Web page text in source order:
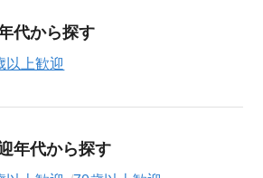
代から探す
以上歓迎
年代から探す